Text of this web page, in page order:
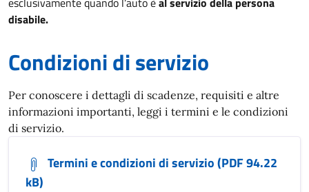
disabile.
Condizioni di servizio
Per conoscere i dettagli di scadenze, requisiti e altre
informazioni importanti, leggi i termini e le condizioni
di servizio.
Termini e condizioni di servizio (PDF 94.22
kB)